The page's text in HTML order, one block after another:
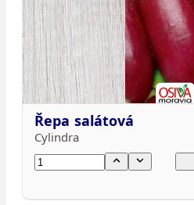
Řepa salátová
Cylindra